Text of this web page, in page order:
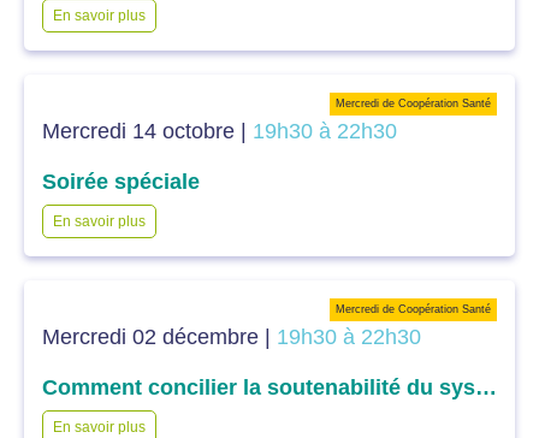
En savoir plus
Mercredi 14 octobre | 19h30 à 22h30
Mercredi de Coopération Santé
Soirée spéciale
En savoir plus
Mercredi 02 décembre | 19h30 à 22h30
Mercredi de Coopération Santé
Comment concilier la soutenabilité du système et l’efficience des dépenses dans l’accès aux soins : la question du financement ?
En savoir plus